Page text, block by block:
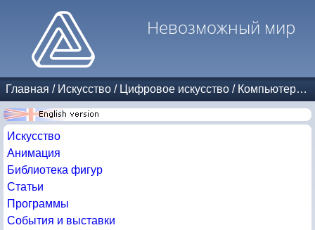
Невозможный мир
Главная / Искусство / Цифровое искусство / Компьютерные игры
Искусство
Анимация
Библиотека фигур
Статьи
Программы
События и выставки